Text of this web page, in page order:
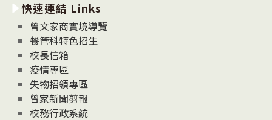
消
息
News
快速連結 Links
曾文家商實境導覽
餐管科特色招生
校長信箱
疫情專區
失物招領專區
曾家新聞剪報
校務行政系統